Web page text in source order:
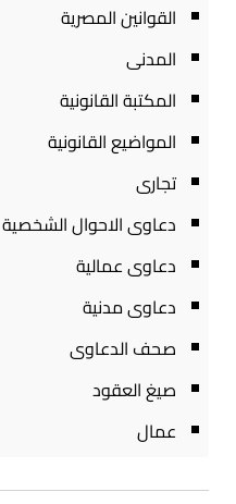
القوانين المصرية
المدنى
المكتبة القانونية
المواضيع القانونية
تجارى
دعاوى الاحوال الشخصية
دعاوى عمالية
دعاوى مدنية
صحف الدعاوى
صيغ العقود
عمال